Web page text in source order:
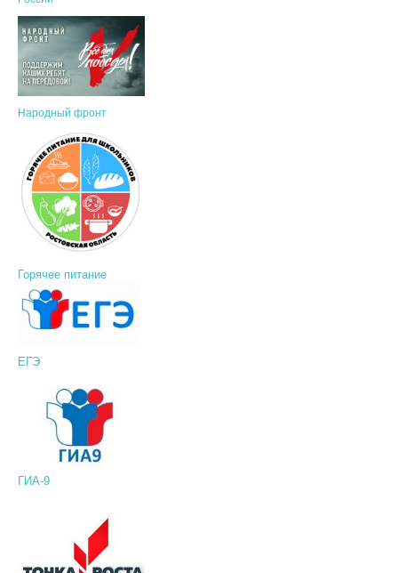
Народный фронт
Горячее питание
ЕГЭ
ГИА-9